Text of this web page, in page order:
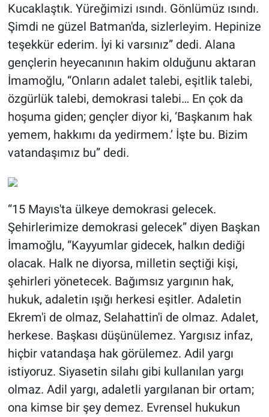
Kucaklaştık. Yüreğimizi ısındı. Gönlümüz ısındı.
Şimdi ne güzel Batman'da, sizlerleyim. Hepinize
teşekkür ederim. İyi ki varsınız” dedi. Alana
gençlerin heyecanının hakim olduğunu aktaran
İmamoğlu, “Onların adalet talebi, eşitlik talebi,
özgürlük talebi, demokrasi talebi… En çok da
hoşuma giden; gençler diyor ki, ‘Başkanım hak
yemem, hakkımı da yedirmem.’ İşte bu. Bizim
vatandaşımız bu” dedi.
“15 Mayıs'ta ülkeye demokrasi gelecek.
Şehirlerimize demokrasi gelecek” diyen Başkan
İmamoğlu, “Kayyumlar gidecek, halkın dediği
olacak. Halk ne diyorsa, milletin seçtiği kişi,
şehirleri yönetecek. Bağımsız yargının hak,
hukuk, adaletin ışığı herkesi eşitler. Adaletin
Ekrem'i de olmaz, Selahattin'i de olmaz. Adalet,
herkese. Başkası düşünülemez. Yargısız infaz,
hiçbir vatandaşa hak görülemez. Adil yargı
istiyoruz. Siyasetin silahı gibi kullanılan yargı
olmaz. Adil yargı, adaletli yargılanan bir ortam;
ona kimse bir şey demez. Evrensel hukukun